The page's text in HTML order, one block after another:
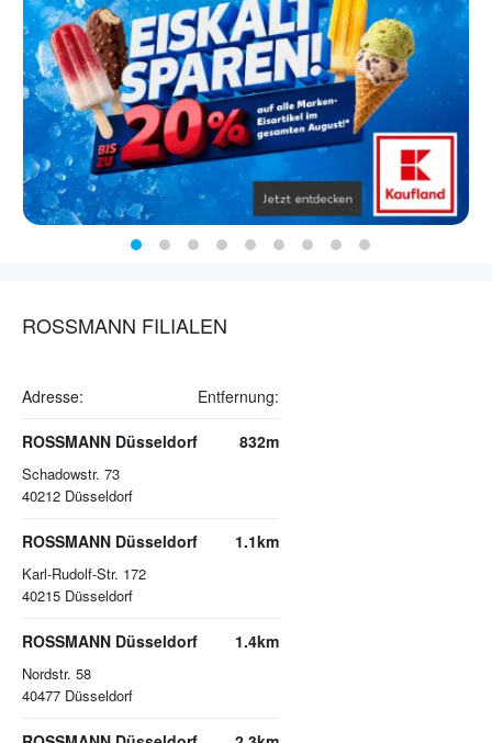
ROSSMANN FILIALEN
Adresse: Entfernung:
ROSSMANN Düsseldorf
Schadowstr. 73
40212 Düsseldorf
832m
ROSSMANN Düsseldorf
Karl-Rudolf-Str. 172
40215 Düsseldorf
1.1km
ROSSMANN Düsseldorf
Nordstr. 58
40477 Düsseldorf
1.4km